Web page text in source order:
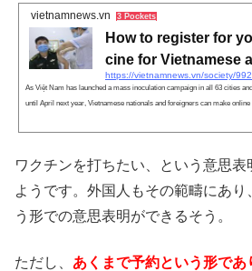
vietnamnews.vn 3 Pockets
How to register for
cine for Vietnamese
As Việt Nam has launched a mass inoculation campaign in all 63 cities
until April next year, Vietnamese nationals and foreigners can make
ワクチンを打ちたい、という意思表
ようです。外国人もその範疇にあ
う形での意思表明ができるそう。
ただし、 あくまで予約という形で